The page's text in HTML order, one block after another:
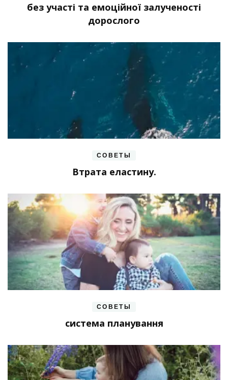
без участі та емоційної залученості
дорослого
СОВЕТЫ
Втрата еластину.
СОВЕТЫ
система планування